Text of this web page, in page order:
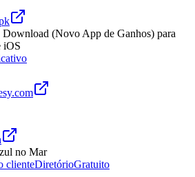
Download (Novo App de Ganhos) para
iOS
no Mar
clienteDiretórioGratuito